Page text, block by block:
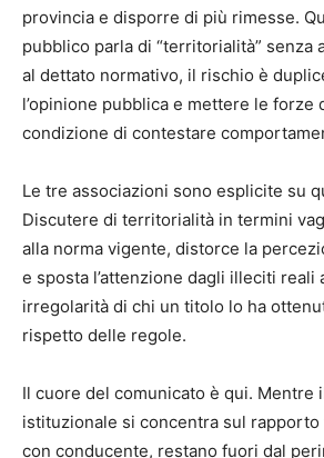
provincia e disporre di più rimesse.
pubblico parla di “territorialità” senza
al dettato normativo, il rischio è
l’opinione pubblica e mettere le forze
condizione di contestare
Le tre associazioni sono esplicite su
Discutere di territorialità in termini
alla norma vigente, distorce la
e sposta l’attenzione dagli illeciti reali
irregolarità di chi un titolo lo ha
rispetto delle regole.
Il cuore del comunicato è qui. Mentre
istituzionale si concentra sul
con conducente, restano fuori dal